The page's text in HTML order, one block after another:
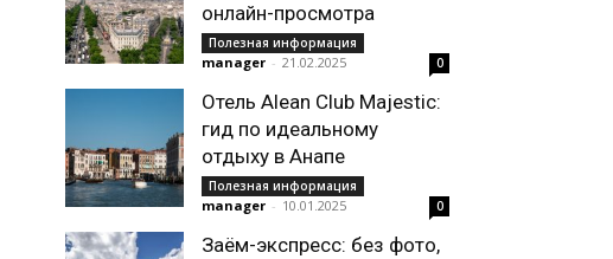
онлайн-просмотра
Полезная информация
manager - 21.02.2025 0
Отель Alean Club Majestic:
гид по идеальному
отдыху в Анапе
Полезная информация
manager - 10.01.2025 0
Заём-экспресс: без фото,